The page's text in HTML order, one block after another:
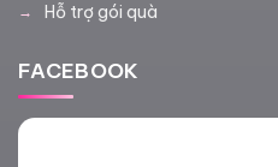
Hỗ trợ gói quà
FACEBOOK